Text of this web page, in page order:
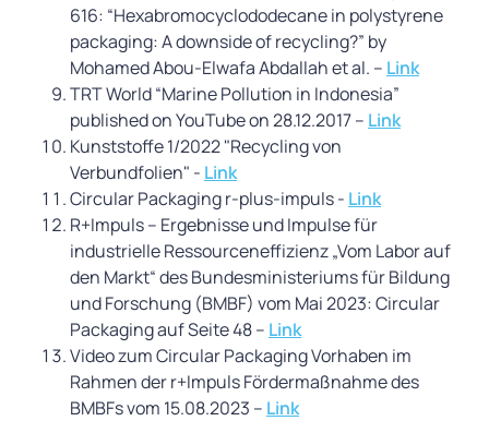
616: “Hexabromocyclododecane in polystyrene
packaging: A downside of recycling?” by
Mohamed Abou-Elwafa Abdallah et al. – Link
TRT World “Marine Pollution in Indonesia”
published on YouTube on 28.12.2017 – Link
Kunststoffe 1/2022 "Recycling von
Verbundfolien" - Link
Circular Packaging r-plus-impuls - Link
R+Impuls – Ergebnisse und Impulse für
industrielle Ressourceneffizienz „Vom Labor auf
den Markt“ des Bundesministeriums für Bildung
und Forschung (BMBF) vom Mai 2023: Circular
Packaging auf Seite 48 – Link
Video zum Circular Packaging Vorhaben im
Rahmen der r+Impuls Fördermaßnahme des
BMBFs vom 15.08.2023 – Link